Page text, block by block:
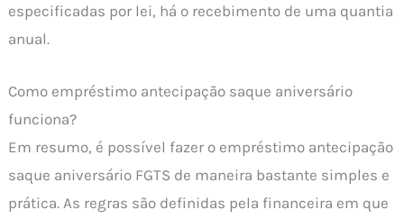
especificadas por lei, há o recebimento de uma quantia
anual.
Como empréstimo antecipação saque aniversário
funciona?
Em resumo, é possível fazer o empréstimo antecipação
saque aniversário FGTS de maneira bastante simples e
prática. As regras são definidas pela financeira em que